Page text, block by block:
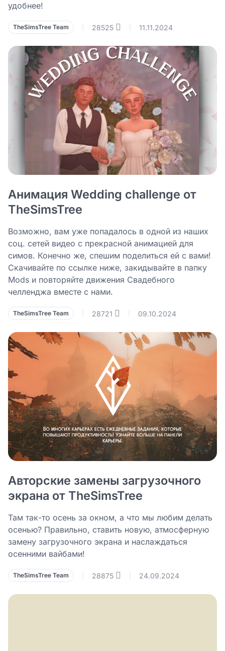
удобнее!
TheSimsTree Team 28525 11.11.2024
Анимация Wedding challenge от
TheSimsTree
Возможно, вам уже попадалось в одной из наших
соц. сетей видео с прекрасной анимацией для
симов. Конечно же, спешим поделиться ей с вами!
Скачивайте по ссылке ниже, закидывайте в папку
Mods и повторяйте движения Свадебного
челленджа вместе с нами.
TheSimsTree Team 28721 09.10.2024
Авторские замены загрузочного
экрана от TheSimsTree
Там так-то осень за окном, а что мы любим делать
осенью? Правильно, ставить новую, атмосферную
замену загрузочного экрана и наслаждаться
осенними вайбами!
TheSimsTree Team 28875 24.09.2024